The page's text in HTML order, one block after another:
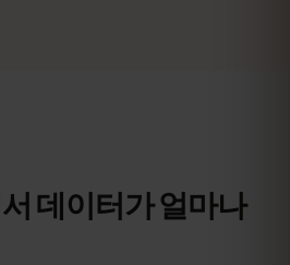
데이터가 얼마나